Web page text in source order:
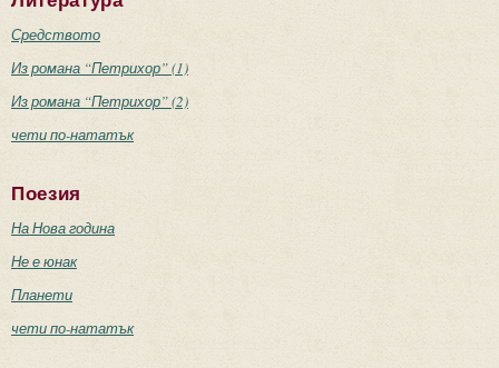
Средството
Из романа “Петрихор” (1)
Из романа “Петрихор” (2)
чети по-нататък
Поезия
На Нова година
Не е юнак
Планети
чети по-нататък